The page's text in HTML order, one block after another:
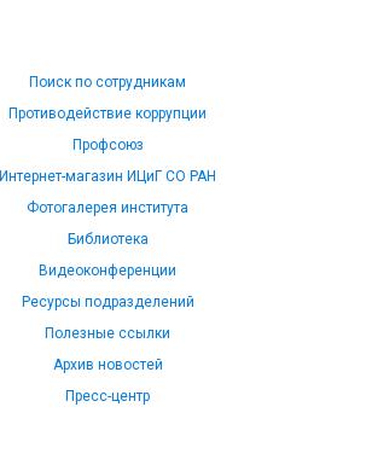
Поиск по сотрудникам
Противодействие коррупции
Профсоюз
Интернет-магазин ИЦиГ СО РАН
Фотогалерея института
Библиотека
Видеоконференции
Ресурсы подразделений
Полезные ссылки
Архив новостей
Пресс-центр